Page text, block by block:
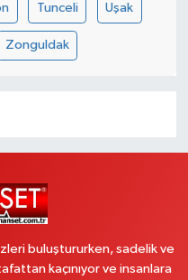
Tunceli Uşak
Zonguldak
buluştururken, sadelik ve
kaçınıyor ve insanlara